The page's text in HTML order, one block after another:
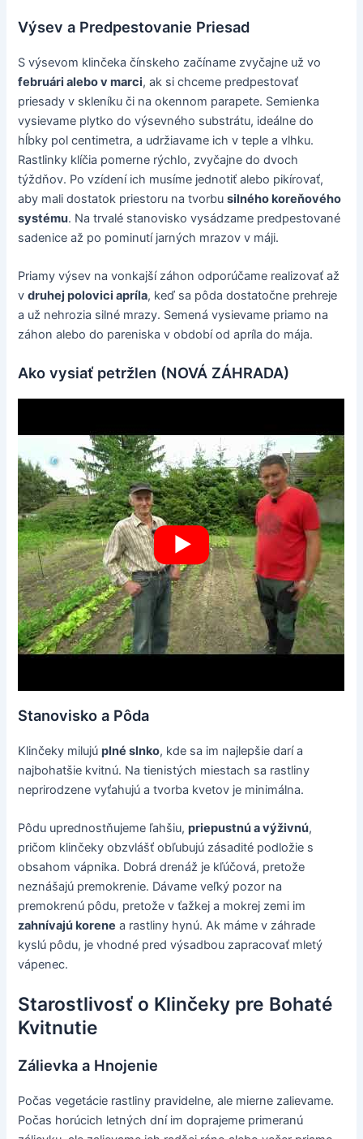
Výsev a Predpestovanie Priesad
S výsevom klinčeka čínskeho začíname zvyčajne už vo
februári alebo v marci, ak si chceme predpestovať
priesady v skleníku či na okennom parapete. Semienka
vysievame plytko do výsevného substrátu, ideálne do
hĺbky pol centimetra, a udržiavame ich v teple a vlhku.
Rastlinky klíčia pomerne rýchlo, zvyčajne do dvoch
týždňov. Po vzídení ich musíme jednotiť alebo pikírovať,
aby mali dostatok priestoru na tvorbusilného koreňového
systému. Na trvalé stanovisko vysádzame predpestované
sadenice až po pominutí jarných mrazov v máji.
Priamy výsev na vonkajší záhon odporúčame realizovať až
vdruhej polovici apríla, keď sa pôda dostatočne prehreje
a už nehrozia silné mrazy. Semená vysievame priamo na
záhon alebo do pareniska v období od apríla do mája.
Ako vysiať petržlen (NOVÁ ZÁHRADA)
Stanovisko a Pôda
Klinčeky milujúplné slnko, kde sa im najlepšie darí a
najbohatšie kvitnú. Na tienistých miestach sa rastliny
neprirodzene vyťahujú a tvorba kvetov je minimálna.
Pôdu uprednostňujeme ľahšiu,priepustnú a výživnú,
pričom klinčeky obzvlášť obľubujú zásadité podložie s
obsahom vápnika. Dobrá drenáž je kľúčová, pretože
neznášajú premokrenie. Dávame veľký pozor na
premokrenú pôdu, pretože v ťažkej a mokrej zemi im
zahnívajú korene a rastliny hynú. Ak máme v záhrade
kyslú pôdu, je vhodné pred výsadbou zapracovať mletý
vápenec.
Starostlivosť o Klinčeky pre Bohaté
Kvitnutie
Zálievka a Hnojenie
Počas vegetácie rastliny pravidelne, ale mierne zalievame.
Počas horúcich letných dní im doprajeme primeranú